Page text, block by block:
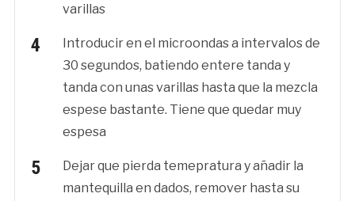
varillas
Introducir en el microondas a intervalos de
30 segundos, batiendo entere tanda y
tanda con unas varillas hasta que la mezcla
espese bastante. Tiene que quedar muy
espesa
Dejar que pierda temepratura y añadir la
mantequilla en dados, remover hasta su